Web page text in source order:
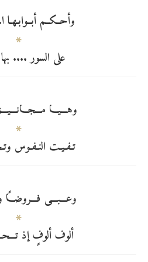
وأحــكــم أبــوابـهـا
على السور .... بها
وهـــيـــا
تـفـيـت النـفـوس
وعـــبـــى فـــروضـــاً
ألوف ألوفٍ إذ